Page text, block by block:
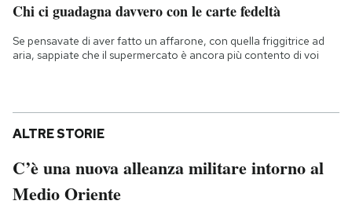
Chi ci guadagna davvero con le carte fedeltà
Se pensavate di aver fatto un affarone, con quella friggitrice ad
aria, sappiate che il supermercato è ancora più contento di voi
ALTRE STORIE
C’è una nuova alleanza militare intorno al
Medio Oriente